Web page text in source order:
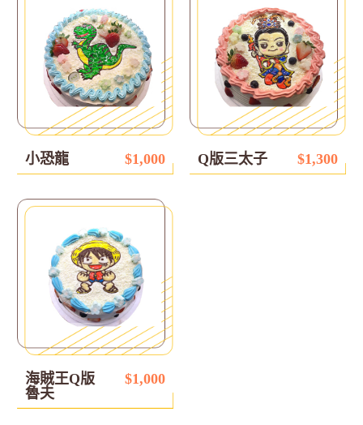
小恐龍 $1,000 Q版三太子 $1,300
海賊王Q版
魯夫
$1,000